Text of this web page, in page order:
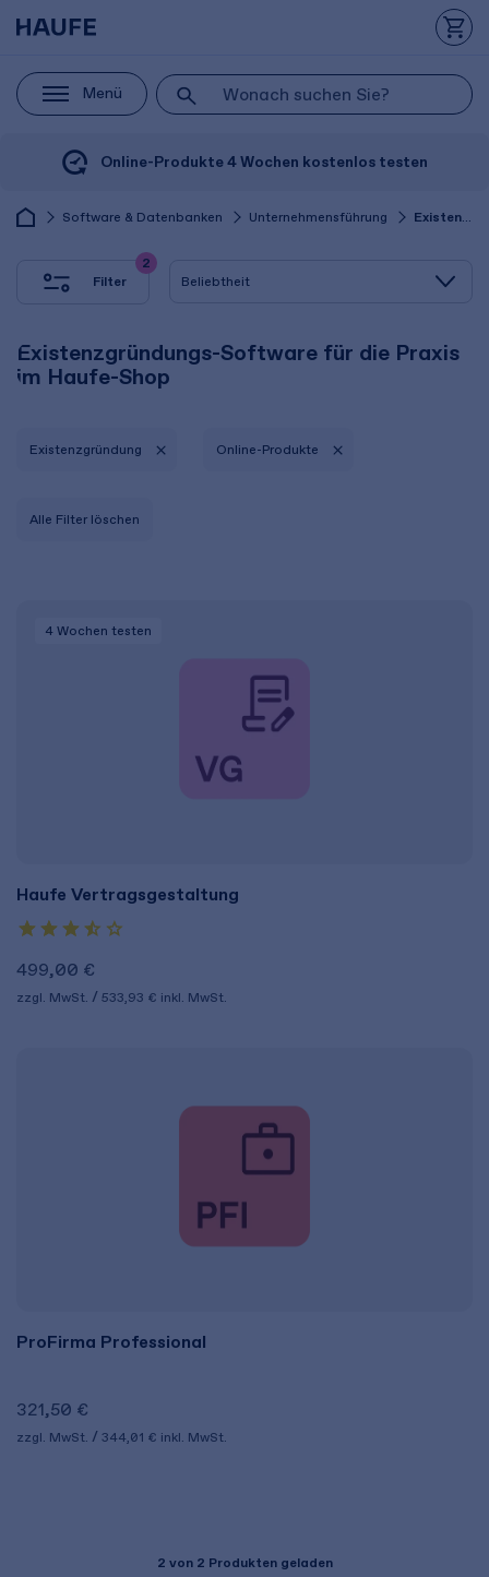
Menü
Online-Produkte 4 Wochen kostenlos testen
Software & Datenbanken Unternehmensführung Existenzgründung
Filter
2
Existenzgründungs-Software für die Praxis
im Haufe-Shop
Existenzgründung Online-Produkte
Alle Filter löschen
4 Wochen testen
Haufe Vertragsgestaltung
499,00 €
zzgl. MwSt. 533,93 € inkl. MwSt.
ProFirma Professional
321,50 €
zzgl. MwSt. 344,01 € inkl. MwSt.
2 von 2 Produkten geladen